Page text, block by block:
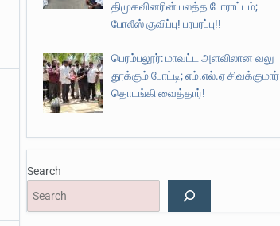
திமுகவினரின் பலத்த போராட்டம்;
போலீஸ் குவிப்பு! பரபரப்பு!!
பெரம்பலூர்: மாவட்ட அளவிலான வலு
தூக்கும் போட்டி; எம்.எல்.ஏ சிவக்குமார்
தொடங்கி வைத்தார்!
Search